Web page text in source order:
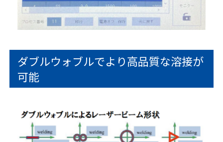
ダブルウォブルでより高品質な溶接が
可能